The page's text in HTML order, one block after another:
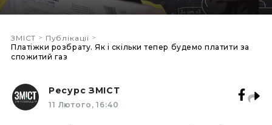
ЗМІСТ > Публікації >
Платіжки розбрату. Як і скільки тепер будемо платити за
спожитий газ
Ресурс ЗМІСТ
11 Лютого, 16:40